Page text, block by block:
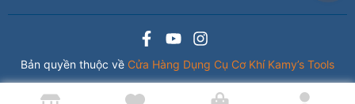
Bản quyền thuộc về Cửa Hàng Dụng Cụ Cơ Khí Kamy’s Tools